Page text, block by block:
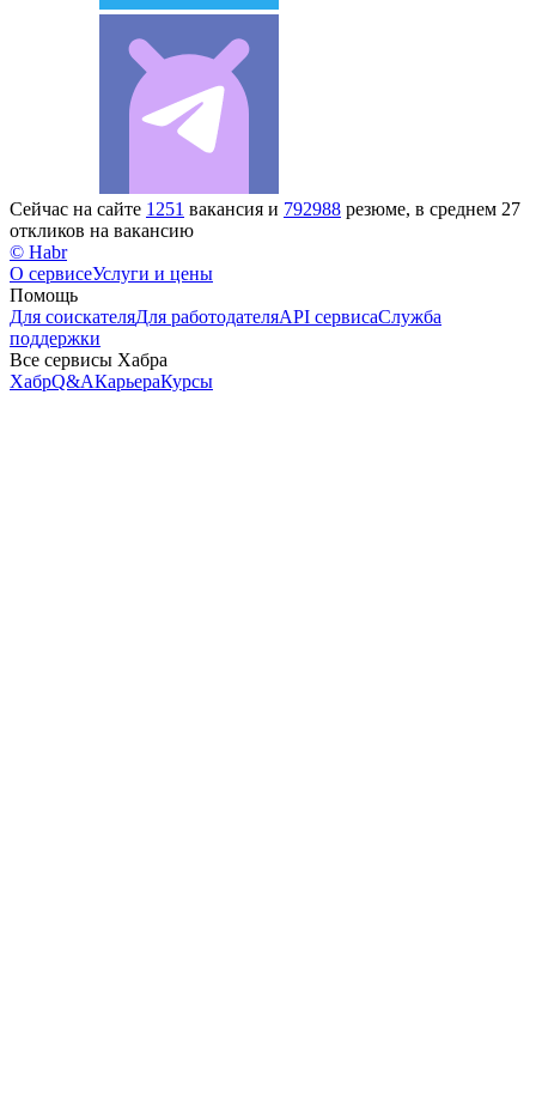
Сейчас на сайте 1251 вакансия и 792988 резюме, в среднем 27
откликов на вакансию
© Habr
О сервисеУслуги и цены
Помощь
Для соискателяДля работодателяAPI сервисаСлужба
поддержки
Все сервисы Хабра
ХабрQ&AКарьераКурсы